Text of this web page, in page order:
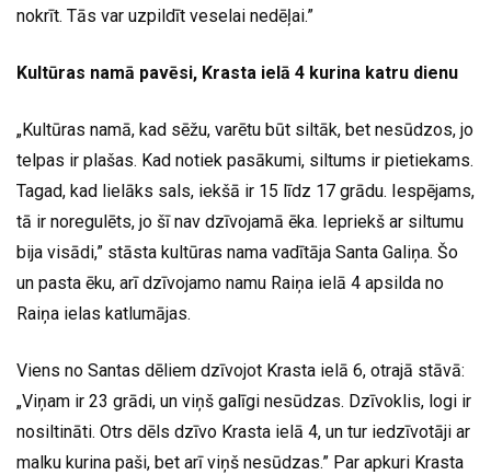
nokrīt. Tās var uzpildīt veselai nedēļai.”
Kultūras namā pavēsi, Krasta ielā 4 kurina katru dienu
„Kultūras namā, kad sēžu, varētu būt siltāk, bet nesūdzos, jo
telpas ir plašas. Kad notiek pasākumi, siltums ir pietiekams.
Tagad, kad lielāks sals, iekšā ir 15 līdz 17 grādu. Iespējams,
tā ir noregulēts, jo šī nav dzīvojamā ēka. Iepriekš ar siltumu
bija visādi,” stāsta kultūras nama vadītāja Santa Galiņa. Šo
un pasta ēku, arī dzīvojamo namu Raiņa ielā 4 apsilda no
Raiņa ielas katlumājas.
Viens no Santas dēliem dzīvojot Krasta ielā 6, otrajā stāvā:
„Viņam ir 23 grādi, un viņš galīgi nesūdzas. Dzīvoklis, logi ir
nosiltināti. Otrs dēls dzīvo Krasta ielā 4, un tur iedzīvotāji ar
malku kurina paši, bet arī viņš nesūdzas.” Par apkuri Krasta